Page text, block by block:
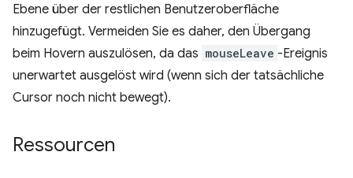
Ebene über der restlichen Benutzeroberfläche
hinzugefügt. Vermeiden Sie es daher, den Übergang
beim Hovern auszulösen, da das mouseLeave -Ereignis
unerwartet ausgelöst wird (wenn sich der tatsächliche
Cursor noch nicht bewegt).
Ressourcen